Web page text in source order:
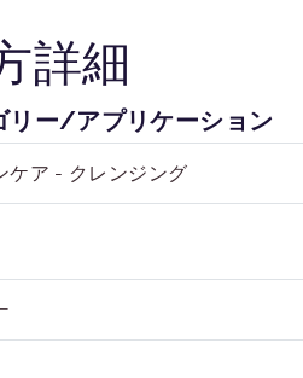
詳細
リー/アプリケーション
ケア - クレンジング